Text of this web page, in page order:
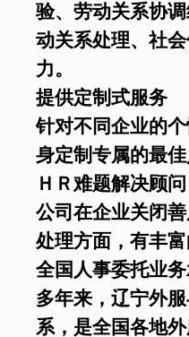
验、劳动关系协
动关系处理、社
力。
提供定制式服务
针对不同企业的
身定制专属的最
ＨＲ难题解决顾问
公司在企业关闭
处理方面，有丰
全国人事委托业
多年来，辽宁外
系，是全国各地